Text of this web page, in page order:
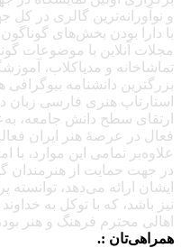
و نوآورانه‌ترین گالری در کل
با دارا بودن بخش‌های
مجلات آنلاین با موضوعات
تماشاخانه و مدیاکلاب،
بزرگترین دانشنامه بیوگرافی
استارتاپ هنری فارسی زبان
ارتقای سطح دانش جامعه،
فعال در عرصهٔ هنر ایران
علاوه‌بر تمامی این موارد،
در جهت حمایت از هنرمندان
ایشان ارائه می‌دهد،
نیز باشد، که با توکل به
اهالی محترم فرهنگ و هنر
همراهی‌تان :.